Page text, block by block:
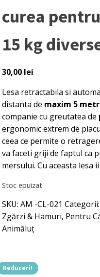
curea
15 kg
30,00 lei
Lesa retractabila si
distanta de maxim 5
companie cu greutatea de
ergonomic extrem de
ceea ce permite o
va faceti griji de faptul ca
mersului. Cu aceasta lesa
Stoc epuizat
SKU: AM -CL-021 Categorii:
Zgărzi & Hamuri, Pentru
Animăluț
Reduceri!
Acest